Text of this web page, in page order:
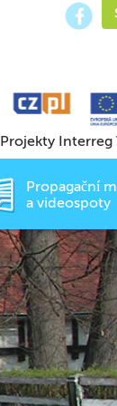
Projekty Interreg
Propagační
a videospoty